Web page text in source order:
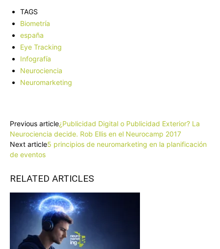
TAGS
Biometría
españa
Eye Tracking
Infografía
Neurociencia
Neuromarketing
Previous article¿Publicidad Digital o Publicidad Exterior? La
Neurociencia decide. Rob Ellis en el Neurocamp 2017
Next article5 principios de neuromarketing en la planificación
de eventos
RELATED ARTICLES